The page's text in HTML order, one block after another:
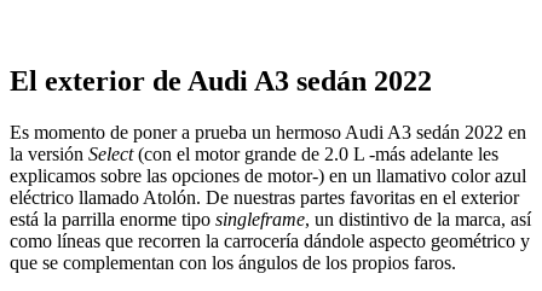
El exterior de Audi A3 sedán 2022
Es momento de poner a prueba un hermoso Audi A3 sedán 2022 en
la versión Select(con el motor grande de 2.0 L -más adelante les
explicamos sobre las opciones de motor-) en un llamativo color azul
eléctrico llamado Atolón. De nuestras partes favoritas en el exterior
está la parrilla enorme tipo singleframe, un distintivo de la marca, así
como líneas que recorren la carrocería dándole aspecto geométrico y
que se complementan con los ángulos de los propios faros.